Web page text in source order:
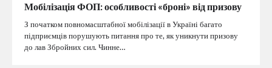
Мобілізація ФОП: особливості «броні» від призову
З початком повномасштабної мобілізації в Україні багато
підприємців порушують питання про те, як уникнути призову
до лав Збройних сил. Чинне…